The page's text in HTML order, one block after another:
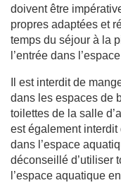
doivent être
propres adaptées et
temps du séjour à la
l’entrée dans
Il est interdit de
dans les espaces de
toilettes de la salle
est également interdit
dans l’espace
déconseillé d’utiliser
l’espace aquatique